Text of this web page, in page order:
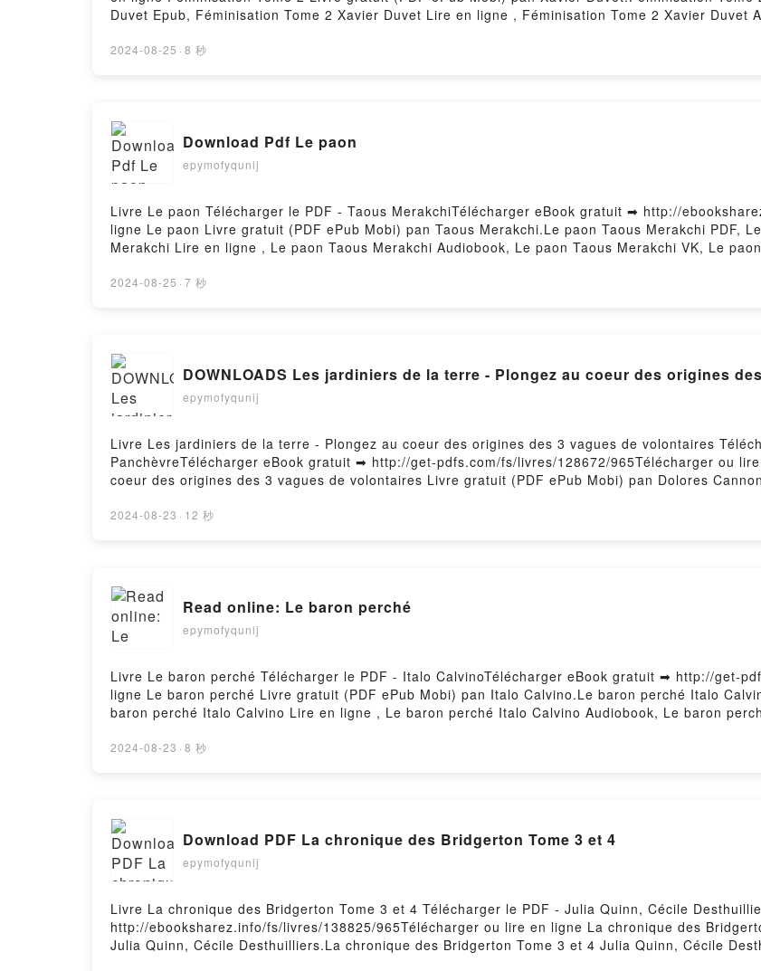
Duvet Epub, Féminisation Tome 2 Xavier Duvet Lire en ligne , Féminisation Tome 2 Xavier Duvet
gratuitPowered by Firstory Hosting
2024-08-25 · 8 秒
Download Pdf Le paon
epymofyqunij
Livre Le paon Télécharger le PDF - Taous MerakchiTélécharger eBook gratuit ➡ http://
ligne Le paon Livre gratuit (PDF ePub Mobi) pan Taous Merakchi.Le paon Taous Merakchi PDF,
Merakchi Lire en ligne , Le paon Taous Merakchi Audiobook, Le paon Taous Merakchi VK, Le
2024-08-25 · 7 秒
DOWNLOADS Les jardiniers de la terre - Plongez au
epymofyqunij
Livre Les jardiniers de la terre - Plongez au coeur des origines des 3 vagues de volontaires
PanchèvreTélécharger eBook gratuit ➡ http://get-pdfs.com/fs/livres/128672/965Télécharger ou
coeur des origines des 3 vagues de volontaires Livre gratuit (PDF ePub Mobi) pan Dolores
coeur des origines des 3 vagues de volontaires Dolores Cannon, Marie-Louise Panchèvre Epub,
volontaires Dolores Cannon, Marie-Louise Panchèvre Kindle, Les jardiniers de la terre - Plongez
Dolores Cannon, Marie-Louise Panchèvre Epub VK, Les jardiniers de la terre - Plongez au coeur
Cannon, Marie-Louise Panchèvre Téléchargement gratuitPowered by Firstory Hosting
2024-08-23 · 12 秒
Read online: Le baron perché
epymofyqunij
Livre Le baron perché Télécharger le PDF - Italo CalvinoTélécharger eBook gratuit ➡ http://get-
ligne Le baron perché Livre gratuit (PDF ePub Mobi) pan Italo Calvino.Le baron perché Italo
baron perché Italo Calvino Lire en ligne , Le baron perché Italo Calvino Audiobook, Le baron
2024-08-23 · 8 秒
Download PDF La chronique des Bridgerton Tome 3 et 4
epymofyqunij
Livre La chronique des Bridgerton Tome 3 et 4 Télécharger le PDF - Julia Quinn, Cécile
http://ebooksharez.info/fs/livres/138825/965Télécharger ou lire en ligne La chronique des
Julia Quinn, Cécile Desthuilliers.La chronique des Bridgerton Tome 3 et 4 Julia Quinn, Cécile